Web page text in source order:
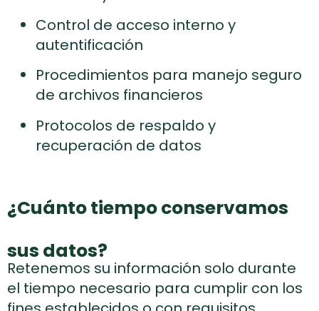
Control de acceso interno y
autentificación
Procedimientos para manejo seguro
de archivos financieros
Protocolos de respaldo y
recuperación de datos
¿Cuánto tiempo conservamos
sus datos?
Retenemos su información solo durante
el tiempo necesario para cumplir con los